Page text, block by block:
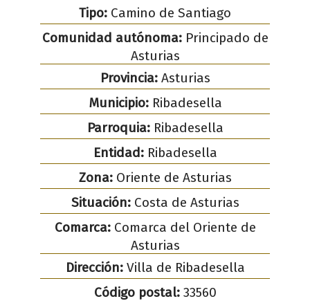
Tipo: Camino de Santiago
Comunidad autónoma:Principado de
Asturias
Provincia:Asturias
Municipio:Ribadesella
Parroquia:Ribadesella
Entidad:Ribadesella
Zona:Oriente de Asturias
Situación:Costa de Asturias
Comarca:Comarca del Oriente de
Asturias
Dirección:Villa de Ribadesella
Código postal:33560